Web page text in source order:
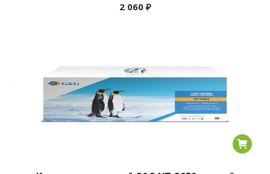
2 060 ₽